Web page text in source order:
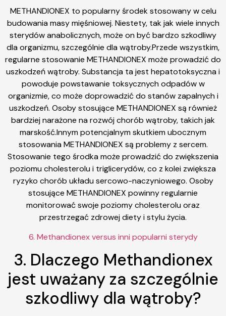
METHANDIONEX to popularny środek stosowany w celu
budowania masy mięśniowej. Niestety, tak jak wiele innych
sterydów anabolicznych, może on być bardzo szkodliwy
dla organizmu, szczególnie dla wątroby.Przede wszystkim,
regularne stosowanie METHANDIONEX może prowadzić do
uszkodzeń wątroby. Substancja ta jest hepatotoksyczna i
powoduje powstawanie toksycznych odpadów w
organizmie, co może doprowadzić do stanów zapalnych i
uszkodzeń. Osoby stosujące METHANDIONEX są również
bardziej narażone na rozwój chorób wątroby, takich jak
marskość.Innym potencjalnym skutkiem ubocznym
stosowania METHANDIONEX są problemy z sercem.
Stosowanie tego środka może prowadzić do zwiększenia
poziomu cholesterolu i triglicerydów, co z kolei zwiększa
ryzyko chorób układu sercowo-naczyniowego. Osoby
stosujące METHANDIONEX powinny regularnie
monitorować swoje poziomy cholesterolu oraz
przestrzegać zdrowej diety i stylu życia.
6. Methandionex versus inni popularni sterydy
3. Dlaczego Methandionex
jest uważany za szczególnie
szkodliwy dla wątroby?